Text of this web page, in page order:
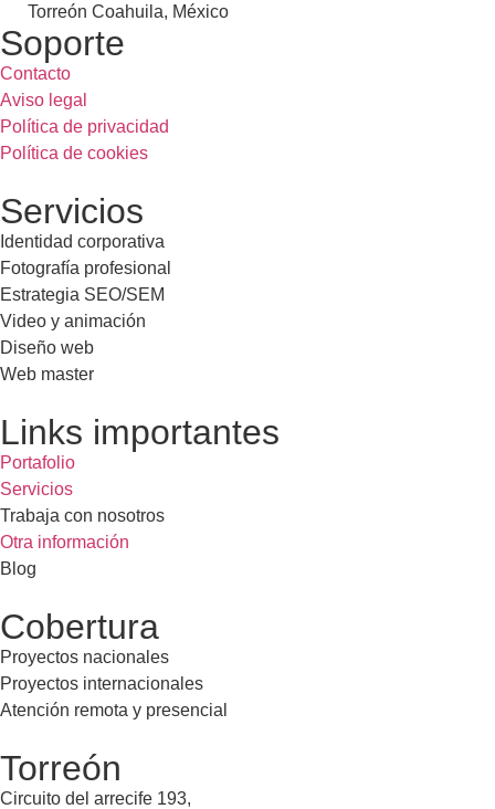
Torreón Coahuila, México
Soporte
Contacto
Aviso legal
Política de privacidad
Política de cookies
Servicios
Identidad corporativa
Fotografía profesional
Estrategia SEO/SEM
Video y animación
Diseño web
Web master
Links importantes
Portafolio
Servicios
Trabaja con nosotros
Otra información
Blog
Cobertura
Proyectos nacionales
Proyectos internacionales
Atención remota y presencial
Torreón
Circuito del arrecife 193,